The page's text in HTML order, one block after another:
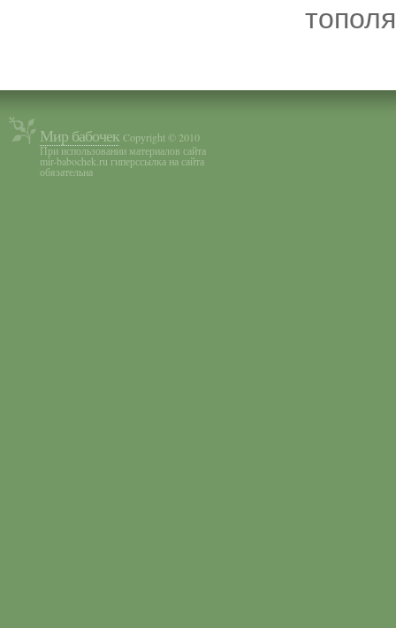
Мир бабочек Copyright © 2010
При использовании материалов сайта
mir-babochek.ru гиперссылка на сайта
обязательна